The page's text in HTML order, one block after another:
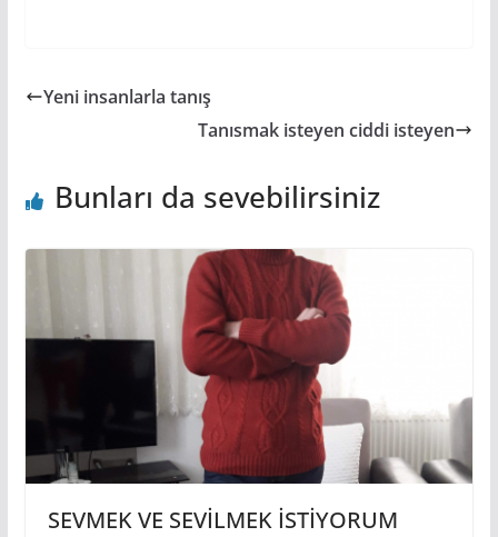
Yeni insanlarla tanış
Tanısmak isteyen ciddi isteyen
Bunları da sevebilirsiniz
SEVMEK VE SEVİLMEK İSTİYORUM